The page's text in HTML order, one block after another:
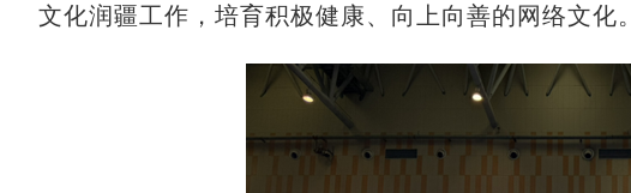
文化润疆工作，培育积极健康、向上向善的网络文化。